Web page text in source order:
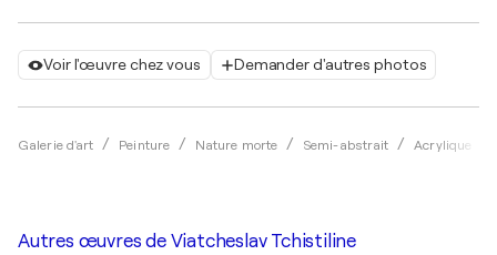
Voir l'œuvre chez vous Demander d'autres photos
Galerie d'art Peinture Nature morte Semi-abstrait Acrylique
Autres œuvres de Viatcheslav Tchistiline